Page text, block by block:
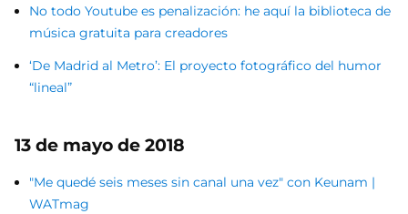
No todo Youtube es penalización: he aquí la biblioteca de
música gratuita para creadores
‘De Madrid al Metro’: El proyecto fotográfico del humor
“lineal”
13 de mayo de 2018
"Me quedé seis meses sin canal una vez" con Keunam |
WATmag